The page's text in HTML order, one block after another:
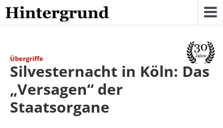
Skip
to
content
Übergriffe
Silvesternacht in Köln: Das
„Versagen“ der
Staatsorgane